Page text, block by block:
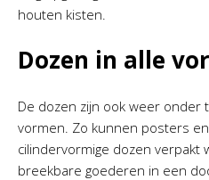
houten kisten.
Dozen in alle
De dozen zijn ook weer onder
vormen. Zo kunnen posters
cilindervormige dozen verpakt
breekbare goederen in een